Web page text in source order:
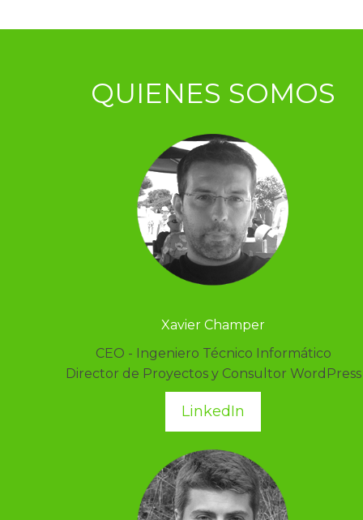
QUIENES SOMOS
Xavier Champer
CEO - Ingeniero Técnico Informático
Director de Proyectos y Consultor WordPress
LinkedIn